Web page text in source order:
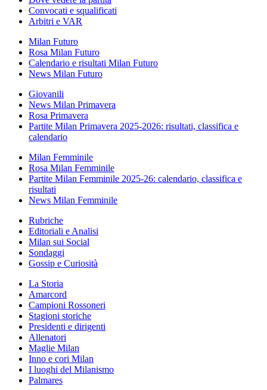
Convocati e squalificati
Arbitri e VAR
Milan Futuro
Rosa Milan Futuro
Calendario e risultati Milan Futuro
News Milan Futuro
Giovanili
News Milan Primavera
Rosa Primavera
Partite Milan Primavera 2025-2026: risultati, classifica e
calendario
Milan Femminile
Rosa Milan Femminile
Partite Milan Femminile 2025-26: calendario, classifica e
risultati
News Milan Femminile
Rubriche
Editoriali e Analisi
Milan sui Social
Sondaggi
Gossip e Curiosità
La Storia
Amarcord
Campioni Rossoneri
Stagioni storiche
Presidenti e dirigenti
Allenatori
Maglie Milan
Inno e cori Milan
I luoghi del Milanismo
Palmares